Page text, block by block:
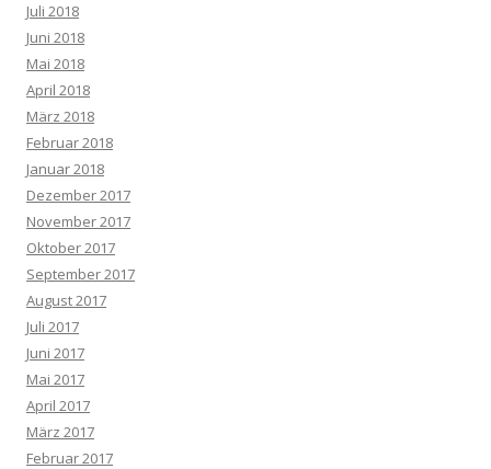
Juli 2018
Juni 2018
Mai 2018
April 2018
März 2018
Februar 2018
Januar 2018
Dezember 2017
November 2017
Oktober 2017
September 2017
August 2017
Juli 2017
Juni 2017
Mai 2017
April 2017
März 2017
Februar 2017